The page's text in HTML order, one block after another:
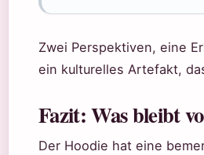
Zwei Perspektiven, eine
ein kulturelles Artefakt,
Fazit: Was bleibt
Der Hoodie hat eine